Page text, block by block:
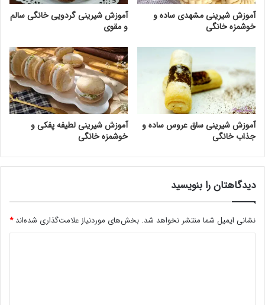
آموزش شیرینی مشهدی ساده و
خوشمزه خانگی
آموزش شیرینی گردویی خانگی سالم
و مقوی
آموزش شیرینی ساق عروس ساده و
جذاب خانگی
آموزش شیرینی لطیفه پفکی و
خوشمزه خانگی
دیدگاهتان را بنویسید
نشانی ایمیل شما منتشر نخواهد شد. بخش‌های موردنیاز علامت‌گذاری شده‌اند*